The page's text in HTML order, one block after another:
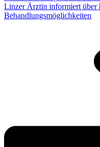
Linzer Ärztin informiert über
Behandlungsmöglichkeiten